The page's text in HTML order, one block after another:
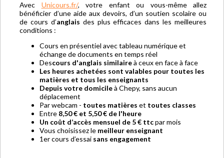
Avec Unicours.fr/, votre enfant ou vous-même allez
bénéficier d’une aide aux devoirs, d’un soutien scolaire ou
de cours d’anglais des plus efficaces dans les meilleures
conditions :
Cours en présentiel avec tableau numérique et
échange de documents en temps réel
Descours d'anglais similaireà ceux en face à face
Les heures achetées sont valables pour toutes les
matières et tous les enseignants
Depuis votre domicileà Chepy, sans aucun
déplacement
Par webcam - toutes matières et toutes classes
Entre 8,50 € et 5,50 € de l'heure
Un coût d’accès mensuel de 5 € ttcpar mois
Vous choisissez le meilleur enseignant
1er cours d’essai sans engagement